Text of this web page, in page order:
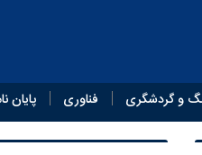
و گردشگری فناوری پایان‌